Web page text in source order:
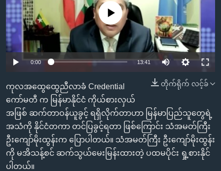
ညွန်း
စာမျက်နှာ
သို့
ကျော်
ကြည့်
ရှာဖွေ
ရန်
နေရာ
သို့
ကျော်
ရန်
သုတပဒေသာ အင်္ဂလိပ်စာ
Learning English
ဗွီအိုအေ လူမှုကွန်ယက်များ
ဘာသာစကားများ
No media source currently available
0:00 13:41
တိုက်ရိုက် လင့်ခ်
ကုလအထွေထွေညီလာခံ Credential
ကော်မတီ က မြန်မာနိုင်ငံ ကိုယ်စားလှယ်
အဖြစ် ဆက်တာဝန်ယူခွင့် ရရှိလိုက်တာဟာ မြန်မာပြည်သူတွေရဲ့
အသံကို နိုင်ငံတကာ တင်ပြခွင့်ရတာ ဖြစ်ကြောင်း သံအမတ်ကြီး
ဦးကျော်မိုးထွန်းက ပြောပါတယ်။ သံအမတ်ကြီး ဦးကျော်မိုးထွန်း
ကို မအိသန့်စင် ဆက်သွယ်မေးမြန်းထားတဲ့ ပထမပိုင်း ရှု့စားနိုင်
ပါတယ်။